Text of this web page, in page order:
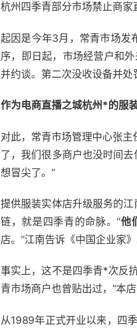
杭州四季青部分市场禁止商家
起因是今年3月，常青市场发
序，即日起，市场经营户和
并约谈。第二次没收设备并处
作为电商直播之城杭州*的服
对此，常青市场管理中心张
了，我们很多商户也没时间
想冒尖了。”
提供服装实体店升级服务的
链，就是四季青的命脉。“他
店。”江南告诉《中国企业家》
事实上，这不是四季青*次反
青市场商户也曾贴出过，“本
从1989年正式开业以来，四